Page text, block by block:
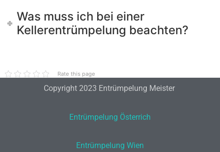
Was muss ich bei einer
Kellerentrümpelung beachten?
Rate this page
Copyright 2023 Entrümpelung Meister
Entrümpelung Österrich
Entrümpelung Wien